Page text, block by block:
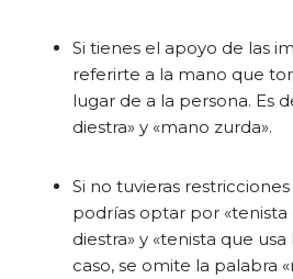
Si tienes el apoyo de las
referirte a la mano que
lugar de a la persona. Es
diestra» y «mano zurda».
Si no tuvieras
podrías optar por «tenista
diestra» y «tenista que usa
caso, se omite la palabra